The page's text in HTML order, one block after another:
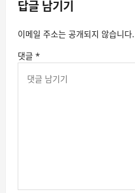
답글 남기기
이메일 주소는 공개되지 않습니다.
댓글 *